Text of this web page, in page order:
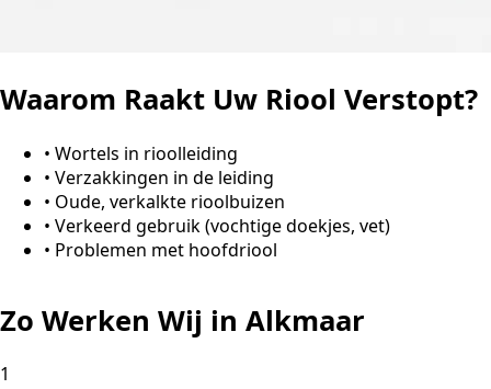
Waarom Raakt Uw Riool Verstopt?
• Wortels in rioolleiding
• Verzakkingen in de leiding
• Oude, verkalkte rioolbuizen
• Verkeerd gebruik (vochtige doekjes, vet)
• Problemen met hoofdriool
Zo Werken Wij in Alkmaar
1